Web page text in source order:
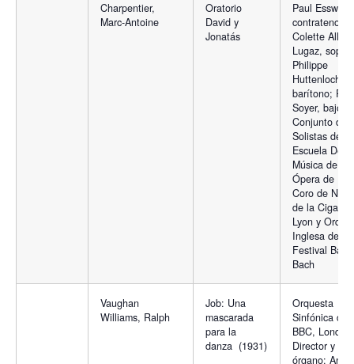
Charpentier,
Marc-Antoine
Oratorio
David y
Jonatás
Paul
contratenor;
Colette Alliot-
Lugaz,
Philippe
Huttenlocher,
barítono;
Soyer, bajo.
Conjunto de
Solistas de la
Escuela De
Música de la
Ópera de
Coro de
de la Cigale
Lyon y
Inglesa del
Festival
Bach
Vaughan
Williams, Ralph
Job: Una
mascarada
para la
danza (1931)
Orquesta
Sinfónica de
BBC,
Director y
órgano: